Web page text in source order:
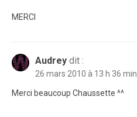
MERCI
Audrey dit :
26 mars 2010 à 13 h 36 min
Merci beaucoup Chaussette ^^